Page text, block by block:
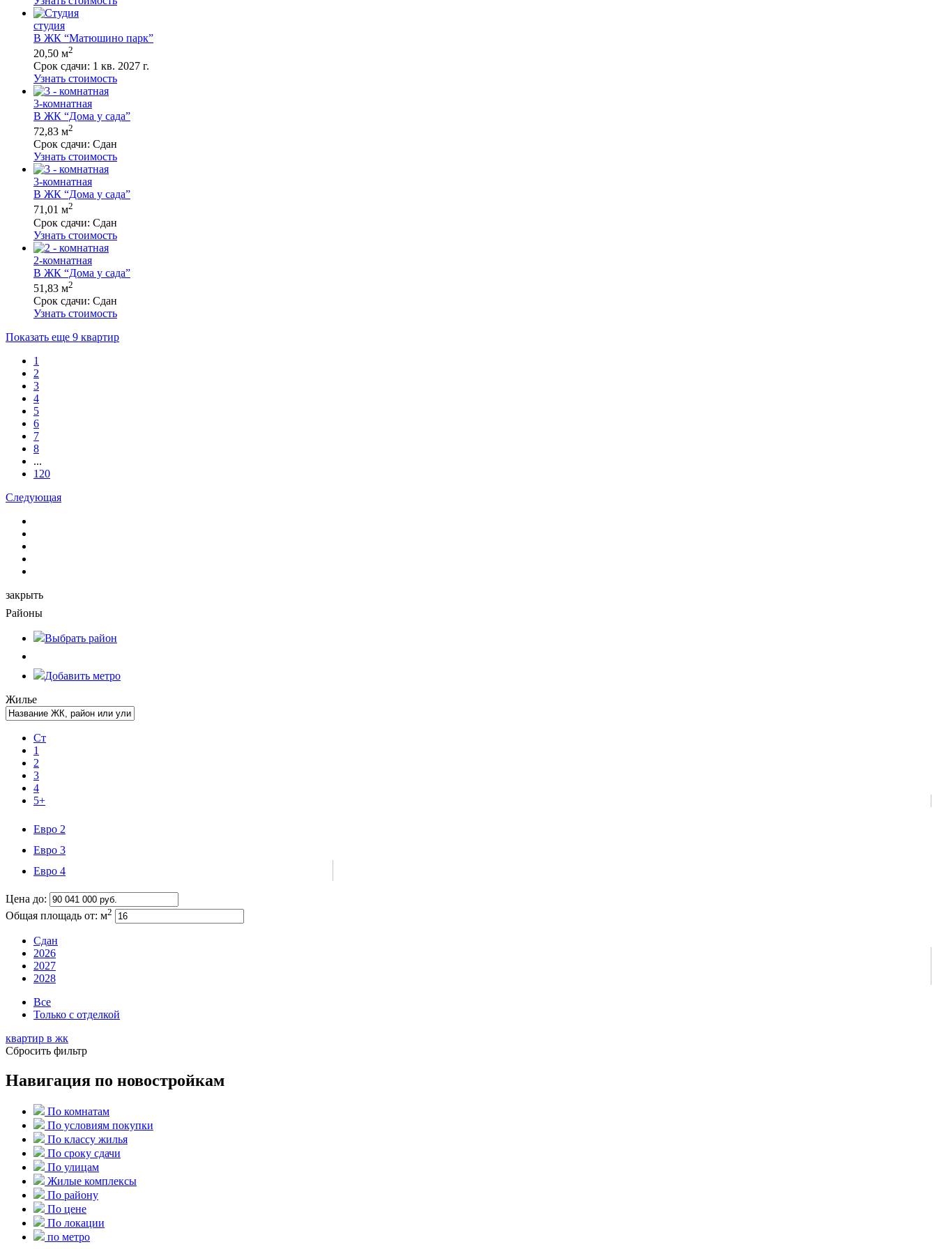
студия
В ЖК “Матюшино парк”
20,50 м2
Срок сдачи: 1 кв. 2027 г.
Узнать стоимость
3-комнатная
В ЖК “Дома у сада”
72,83 м2
Срок сдачи: Сдан
Узнать стоимость
3-комнатная
В ЖК “Дома у сада”
71,01 м2
Срок сдачи: Сдан
Узнать стоимость
2-комнатная
В ЖК “Дома у сада”
51,83 м2
Срок сдачи: Сдан
Узнать стоимость
Показать еще 9 квартир
1
2
3
4
5
6
7
8
...
120
Следующая
закрыть
Районы
Выбрать район
Добавить метро
Жилье
Ст
1
2
3
4
5+
Евро 2
Евро 3
Евро 4
Цена до:
Общая площадь от: м2
Сдан
2026
2027
2028
Все
Только с отделкой
квартир в жк
Сбросить фильтр
Навигация по новостройкам
По комнатам
По условиям покупки
По классу жилья
По сроку сдачи
По улицам
Жилые комплексы
По району
По цене
По локации
по метро